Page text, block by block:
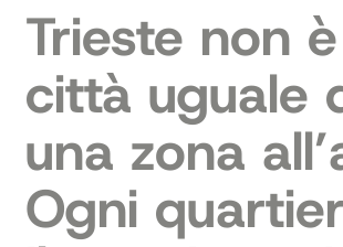
Trieste non
città uguale
una zona
Ogni